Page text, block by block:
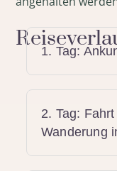
1. Tag:
2. Tag:
Wanderung